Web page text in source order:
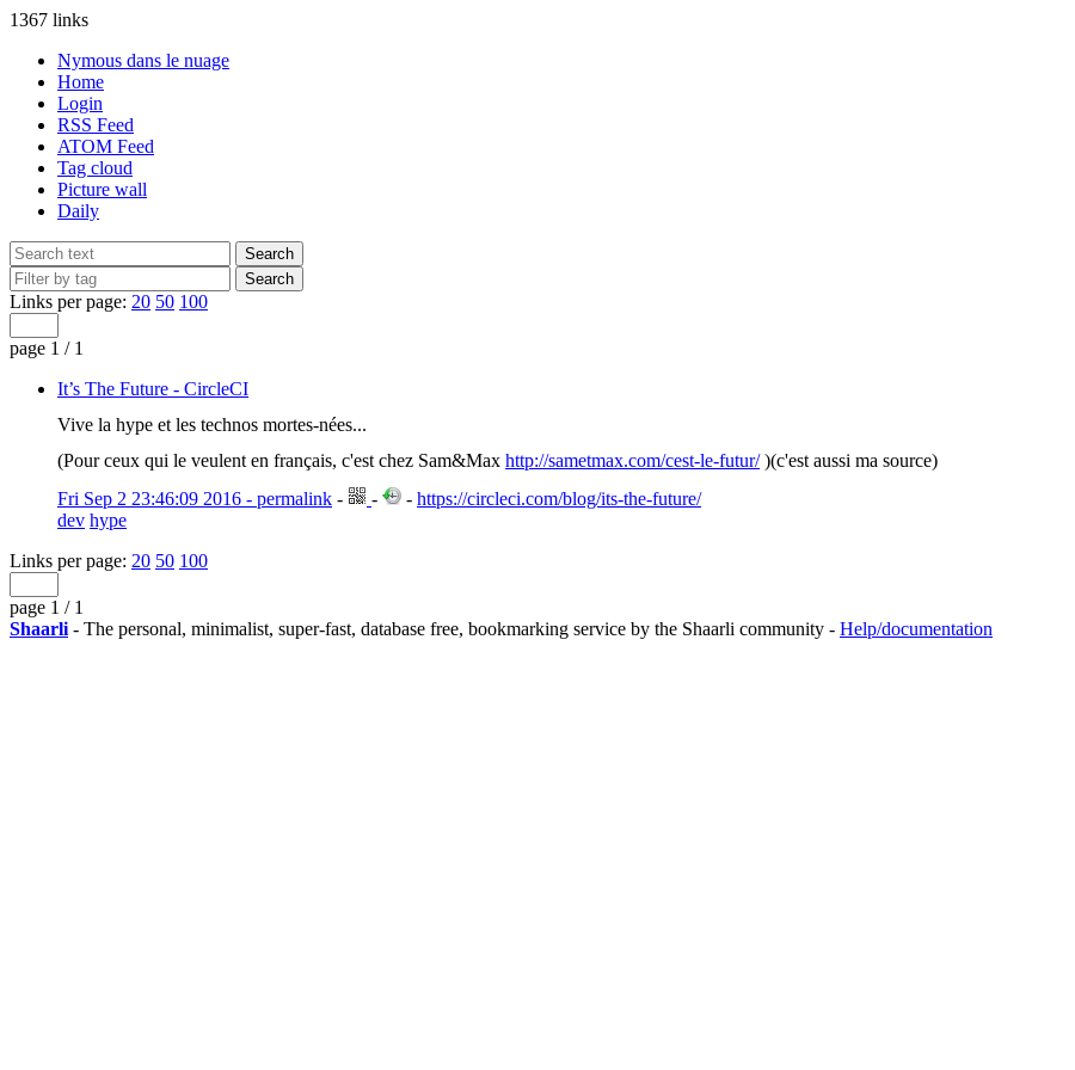
1367 links
Nymous dans le nuage
Home
Login
RSS Feed
ATOM Feed
Tag cloud
Picture wall
Daily
Links per page: 20 50 100
page 1 / 1
It’s The Future - CircleCI
Vive la hype et les technos mortes-nées...
(Pour ceux qui le veulent en français, c'est chez Sam&Max http://sametmax.com/cest-le-futur/)(c'est aussi ma source)
Fri Sep 2 23:46:09 2016 - permalink - - - https://circleci.com/blog/its-the-future/
dev hype
Links per page: 20 50 100
page 1 / 1
Shaarli - The personal, minimalist, super-fast, database free, bookmarking service by the Shaarli community - Help/documentation